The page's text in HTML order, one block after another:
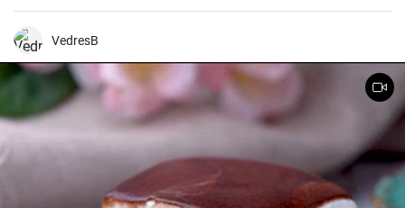
felmelegedést nyújt a hűvösebb hónapokban és nagyszerű
alkalmából.
VedresB